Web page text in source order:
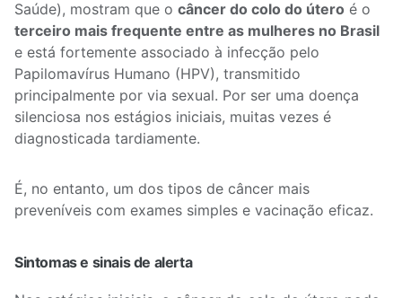
Saúde), mostram que o câncer do colo do útero é o
terceiro mais frequente entre as mulheres no Brasil
e está fortemente associado à infecção pelo
Papilomavírus Humano (HPV), transmitido
principalmente por via sexual. Por ser uma doença
silenciosa nos estágios iniciais, muitas vezes é
diagnosticada tardiamente.
É, no entanto, um dos tipos de câncer mais
preveníveis com exames simples e vacinação eficaz.
Sintomas e sinais de alerta